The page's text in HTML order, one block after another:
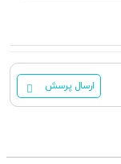
ارسال پرسش